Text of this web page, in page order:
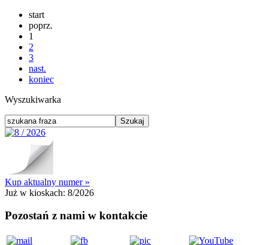
start
poprz.
1
2
3
nast.
koniec
Wyszukiwarka
Kup aktualny numer »
Już w kioskach: 8/2026
Pozostań z nami w kontakcie